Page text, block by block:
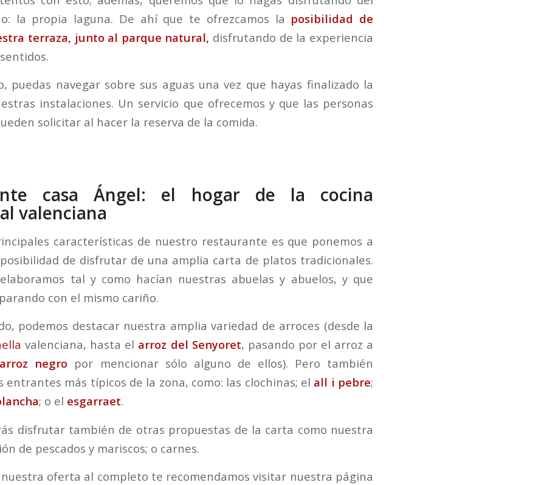
la propia laguna. De ahí que te ofrezcamos la posibilidad de
terraza, junto al parque natural, disfrutando de la experiencia
puedas navegar sobre sus aguas una vez que hayas finalizado la
instalaciones. Un servicio que ofrecemos y que las personas
solicitar al hacer la reserva de la comida.
casa Ángel: el hogar de la cocina
valenciana
características de nuestro restaurante es que ponemos a
de disfrutar de una amplia carta de platos tradicionales.
tal y como hacían nuestras abuelas y abuelos, y que
con el mismo cariño.
podemos destacar nuestra amplia variedad de arroces (desde la
valenciana, hasta el arroz del Senyoret, pasando por el arroz a
arroz negro por mencionar sólo alguno de ellos). Pero también
entrantes más típicos de la zona, como: las clochinas; el all i pebre;
; o el esgarraet.
disfrutar también de otras propuestas de la carta como nuestra
de pescados y mariscos; o carnes.
oferta al completo te recomendamos visitar nuestra página